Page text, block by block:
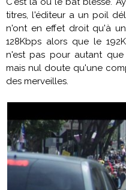
titres, l'éditeur a un poil
n'ont en effet droit qu'à
128Kbps alors que le
n'est pas pour autant
mais nul doute qu'une
des merveilles.